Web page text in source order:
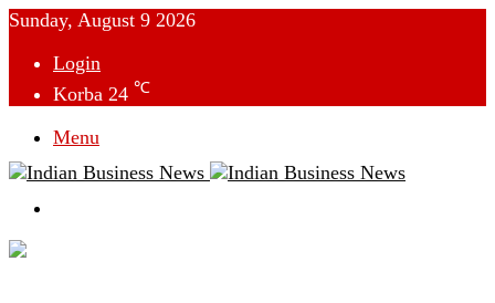
Sunday, August 9 2026
Login
Korba 24 ℃
Menu